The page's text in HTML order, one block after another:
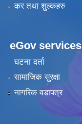
कर तथा शुल्कहरु
eGov services
घटना दर्ता
सामाजिक सुरक्षा
नागरिक वडापत्र